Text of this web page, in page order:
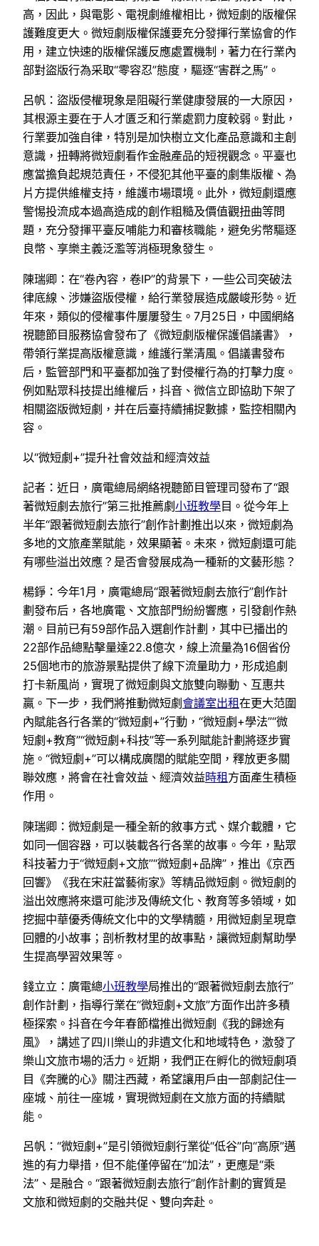
高，因此，與電影、電視劇維權相比，微短劇的版權保
護難度更大。微短劇版權保護要充分發揮行業協會的作
用，建立快速的版權保護反應處置機制，著力在行業內
部對盜版行為采取“零容忍”態度，驅逐“害群之馬”。
呂帆：盜版侵權現象是阻礙行業健康發展的一大原因，
其根源主要在于人才匱乏和行業處罰力度較弱。對此，
行業要加強自律，特別是加快樹立文化產品意識和主創
意識，扭轉將微短劇看作金融產品的短視觀念。平臺也
應當擔負起規范責任，不侵犯其他平臺的劇集版權、為
片方提供維權支持，維護市場環境。此外，微短劇還應
警惕投流成本過高造成的創作粗糙及價值觀扭曲等問
題，充分發揮平臺反哺能力和審核職能，避免劣幣驅逐
良幣、享樂主義泛濫等消極現象發生。
陳瑞卿：在“卷內容，卷IP”的背景下，一些公司突破法
律底線、涉嫌盜版侵權，給行業發展造成嚴峻形勢。近
年來，類似的侵權事件屢屢發生。7月25日，中國網絡
視聽節目服務協會發布了《微短劇版權保護倡議書》，
帶領行業提高版權意識，維護行業清風。倡議書發布
后，監管部門和平臺都加強了對侵權行為的打擊力度。
例如點眾科技提出維權后，抖音、微信立即協助下架了
相關盜版微短劇，并在后臺持續捕捉數據，監控相關內
容。
以“微短劇+”提升社會效益和經濟效益
記者：近日，廣電總局網絡視聽節目管理司發布了“跟
著微短劇去旅行”第三批推薦劇小班教學目。從今年上
半年“跟著微短劇去旅行”創作計劃推出以來，微短劇為
多地的文旅產業賦能，效果顯著。未來，微短劇還可能
有哪些溢出效應？是否會發展成為一種新的文藝形態？
楊錚：今年1月，廣電總局“跟著微短劇去旅行”創作計
劃發布后，各地廣電、文旅部門紛紛響應，引發創作熱
潮。目前已有59部作品入選創作計劃，其中已播出的
22部作品總點擊量達22.8億次，線上流量為16個省份
25個地市的旅游景點提供了線下流量助力，形成追劇
打卡新風尚，實現了微短劇與文旅雙向聯動、互惠共
贏。下一步，我們將推動微短劇會議室出租在更大范圍
內賦能各行各業的“微短劇+”行動，“微短劇+學法”“微
短劇+教育”“微短劇+科技”等一系列賦能計劃將逐步實
施。“微短劇+”可以構成廣闊的賦能空間，釋放更多關
聯效應，將會在社會效益、經濟效益時租 方面產生積極
作用。
陳瑞卿：微短劇是一種全新的敘事方式、媒介載體，它
如同一個容器，可以裝載各行各業的故事。今年，點眾
科技著力于“微短劇+文旅”“微短劇+品牌”，推出《京西
回響》《我在宋莊當藝術家》等精品微短劇。微短劇的
溢出效應將來還可能涉及傳統文化、教育等多領域，如
挖掘中華優秀傳統文化中的文學精髓，用微短劇呈現章
回體的小故事；剖析教材里的故事點，讓微短劇幫助學
生提高學習效果等。
錢立立：廣電總小班教學局推出的“跟著微短劇去旅行”
創作計劃，指導行業在“微短劇+文旅”方面作出許多積
極探索。抖音在今年春節檔推出微短劇《我的歸途有
風》，講述了四川樂山的非遺文化和地域特色，激發了
樂山文旅市場的活力。近期，我們正在孵化的微短劇項
目《奔騰的心》關注西藏，希望讓用戶由一部劇記住一
座城、前往一座城，實現微短劇在文旅方面的持續賦
能。
呂帆：“微短劇+”是引領微短劇行業從“低谷”向“高原”邁
進的有力舉措，但不能僅停留在“加法”，更應是“乘
法”、是融合。“跟著微短劇去旅行”創作計劃的實質是
文旅和微短劇的交融共促、雙向奔赴。